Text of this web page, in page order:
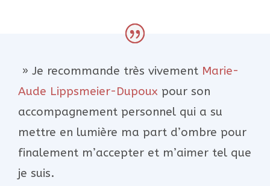
» Je recommande très vivement Marie-
Aude Lippsmeier-Dupoux pour son
accompagnement personnel qui a su
mettre en lumière ma part d’ombre pour
finalement m’accepter et m’aimer tel que
je suis.